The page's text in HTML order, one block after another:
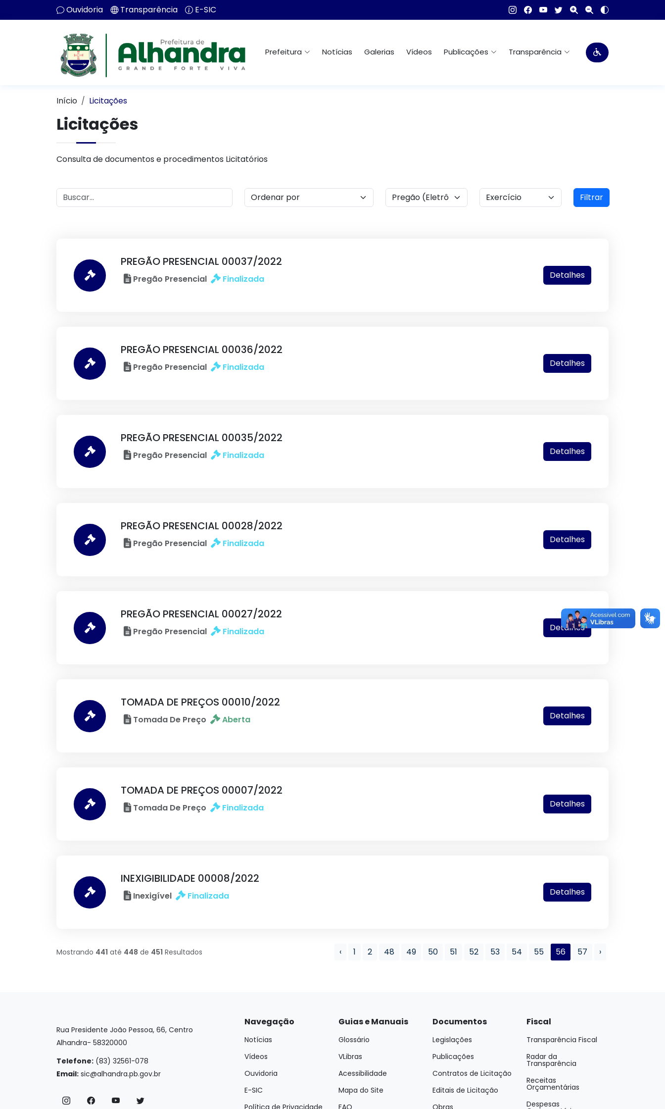
Ouvidoria Transparência E-SIC
Prefeitura Notícias Galerias Vídeos Publicações Transparência
Início Licitações
Licitações
Consulta de documentos e procedimentos Licitatórios
Filtrar
PREGÃO PRESENCIAL 00037/2022
Pregão Presencial Finalizada Detalhes
PREGÃO PRESENCIAL 00036/2022
Pregão Presencial Finalizada Detalhes
PREGÃO PRESENCIAL 00035/2022
Pregão Presencial Finalizada Detalhes
PREGÃO PRESENCIAL 00028/2022
Pregão Presencial Finalizada Detalhes
PREGÃO PRESENCIAL 00027/2022
Pregão Presencial Finalizada Detalhes
TOMADA DE PREÇOS 00010/2022
Tomada De Preço Aberta Detalhes
TOMADA DE PREÇOS 00007/2022
Tomada De Preço Finalizada Detalhes
INEXIGIBILIDADE 00008/2022
Inexigível Finalizada Detalhes
Mostrando 441 até 448 de 451 Resultados ‹ 1 2 48 49 50 51 52 53 54 55 56 57 ›
Rua Presidente João Pessoa, 66, Centro
Alhandra- 58320000
Telefone: (83) 32561-078
Email: sic@alhandra.pb.gov.br
Navegação
Notícias
Vídeos
Ouvidoria
E-SIC
Política de Privacidade
Guias e Manuais
Glossário
VLibras
Acessibilidade
Mapa do Site
FAQ
Documentos
Legislações
Publicações
Contratos de Licitação
Editais de Licitação
Obras
Fiscal
Transparência Fiscal
Radar da
Transparência
Receitas
Orçamentárias
Despesas